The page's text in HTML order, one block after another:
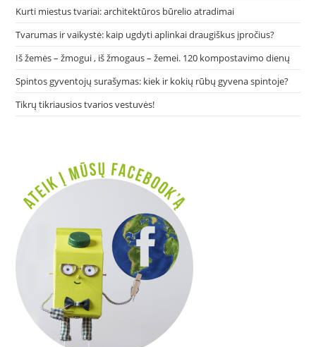
Kurti miestus tvariai: architektūros būrelio atradimai
Tvarumas ir vaikystė: kaip ugdyti aplinkai draugiškus įpročius?
Iš žemės – žmogui , iš žmogaus – žemei. 120 kompostavimo dienų
Spintos gyventojų surašymas: kiek ir kokių rūbų gyvena spintoje?
Tikrų tikriausios tvarios vestuvės!